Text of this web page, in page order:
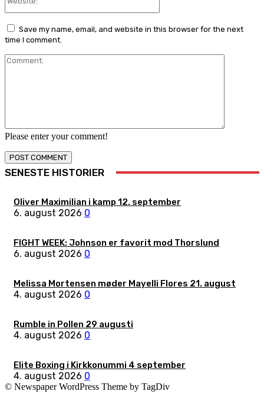
Please enter your comment!
Save my name, email, and website in this browser for the next
time I comment.
SENESTE HISTORIER
Oliver Maximilian i kamp 12. september
6. august 2026 0
FIGHT WEEK: Johnson er favorit mod Thorslund
6. august 2026 0
Melissa Mortensen møder Mayelli Flores 21. august
4. august 2026 0
Rumble in Pollen 29 augusti
4. august 2026 0
Elite Boxing i Kirkkonummi 4 september
4. august 2026 0
© Newspaper WordPress Theme by TagDiv